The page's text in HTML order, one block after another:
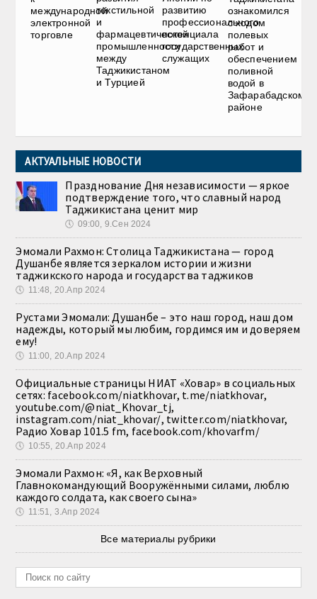
международной
электронной
торговле
текстильной
и
фармацевтической
промышленности
между
Таджикистаном
и Турцией
развитию
профессионального
потенциала
государственных
служащих
ознакомился
с ходом
полевых
работ и
обеспечением
поливной
водой в
Зафарабадском
районе
АКТУАЛЬНЫЕ НОВОСТИ
Празднование Дня независимости — яркое
подтверждение того, что славный народ
Таджикистана ценит мир
🕔 09:00, 9.Сен 2024
Эмомали Рахмон: Столица Таджикистана — город
Душанбе является зеркалом истории и жизни
таджикского народа и государства таджиков
🕔 11:48, 20.Апр 2024
Рустами Эмомали: Душанбе – это наш город, наш дом
надежды, который мы любим, гордимся им и доверяем
ему!
🕔 11:00, 20.Апр 2024
Официальные страницы НИАТ «Ховар» в социальных
сетях: facebook.com/niatkhovar, t.me/niatkhovar,
youtube.com/@niat_Khovar_tj,
instagram.com/niat_khovar/, twitter.com/niatkhovar,
Радио Ховар 101.5 fm, facebook.com/khovarfm/
🕔 10:55, 20.Апр 2024
Эмомали Рахмон: «Я, как Верховный
Главнокомандующий Вооружёнными силами, люблю
каждого солдата, как своего сына»
🕔 11:51, 3.Апр 2024
Все материалы рубрики